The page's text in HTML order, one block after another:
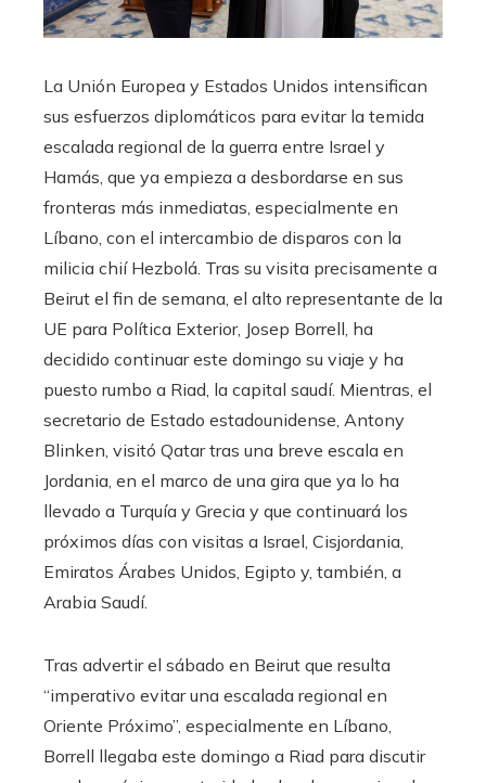
La Unión Europea y Estados Unidos intensifican
sus esfuerzos diplomáticos para evitar la temida
escalada regional de la guerra entre Israel y
Hamás, que ya empieza a desbordarse en sus
fronteras más inmediatas, especialmente en
Líbano, con el intercambio de disparos con la
milicia chií Hezbolá. Tras su visita precisamente a
Beirut el fin de semana, el alto representante de la
UE para Política Exterior, Josep Borrell, ha
decidido continuar este domingo su viaje y ha
puesto rumbo a Riad, la capital saudí. Mientras, el
secretario de Estado estadounidense, Antony
Blinken, visitó Qatar tras una breve escala en
Jordania, en el marco de una gira que ya lo ha
llevado a Turquía y Grecia y que continuará los
próximos días con visitas a Israel, Cisjordania,
Emiratos Árabes Unidos, Egipto y, también, a
Arabia Saudí.
Tras advertir el sábado en Beirut que resulta
“imperativo evitar una escalada regional en
Oriente Próximo”, especialmente en Líbano,
Borrell llegaba este domingo a Riad para discutir